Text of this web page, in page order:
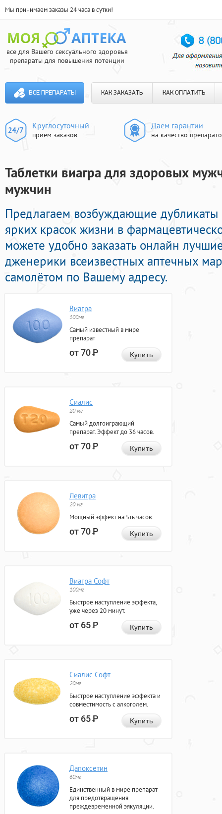
Мы принимаем заказы 24 часа в сутки!
все для Вашего сексуального здоровья
препараты для повышения потенции
ВСЕ ПРЕПАРАТЫ КАК ЗАКАЗАТЬ КАК ОПЛАТИТЬ
Круглосуточный
прием заказов
Даем гарантии
на качество
Таблетки виагра для здоровых
мужчин
Предлагаем возбуждающие
ярких красок жизни в
можете удобно заказать онлайн
дженерики всеизвестных аптечных
самолётом по Вашему адресу.
Виагра
100мг
Самый известный в мире
препарат
от 70Р Купить
Сиалис
20 мг
Самый долгоиграющий
препарат. Эффект до 36 часов.
от 70Р Купить
Левитра
20 мг
Мощный эффект на 5ть часов.
от 70Р Купить
Виагра Софт
100мг
Быстрое наступление эффекта,
уже через 20 минут.
от 65Р Купить
Сиалис Софт
20мг
Быстрое наступление эффекта и
совместимость с алкоголем.
от 65Р Купить
Дапоксетин
60мг
Единственный в мире препарат
для предотвращения
преждевременной эякуляции.